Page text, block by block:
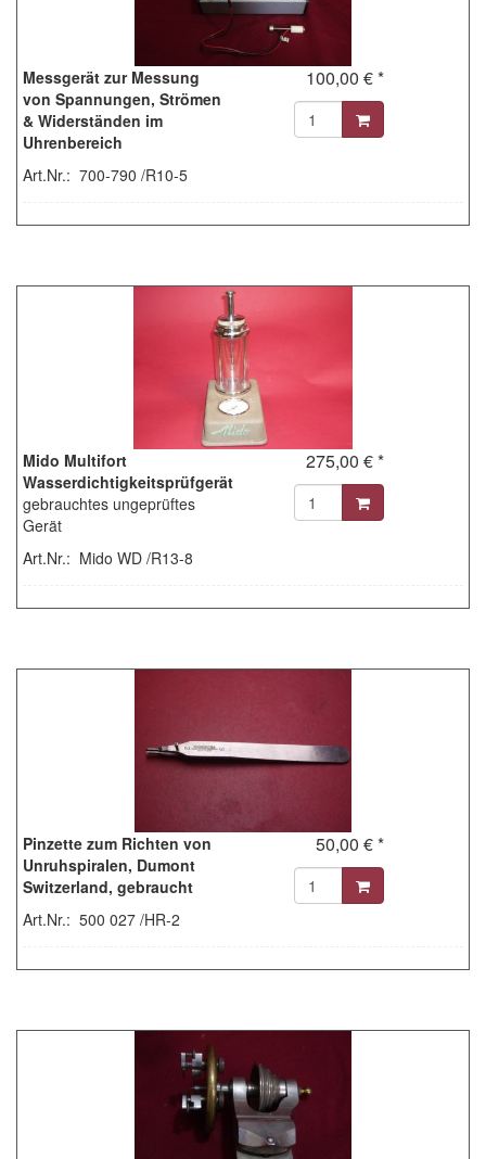
Messgerät zur Messung
von Spannungen, Strömen
& Widerständen im
Uhrenbereich
Art.Nr.: 700-790 /R10-5
100,00 € *
Mido Multifort
Wasserdichtigkeitsprüfgerät
gebrauchtes ungeprüftes
Gerät
Art.Nr.: Mido WD /R13-8
275,00 € *
Pinzette zum Richten von
Unruhspiralen, Dumont
Switzerland, gebraucht
Art.Nr.: 500 027 /HR-2
50,00 € *